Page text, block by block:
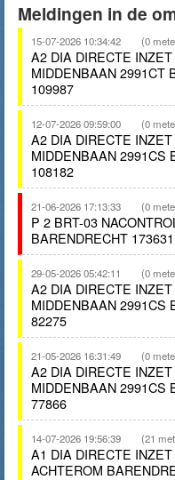
Meldingen in de
15-07-2026 10:34:42 (0
A2 DIA DIRECTE
MIDDENBAAN 2991CT
109987
12-07-2026 09:59:00 (0
A2 DIA DIRECTE
MIDDENBAAN 2991CS
108182
21-06-2026 17:13:33 (0
P 2 BRT-03
BARENDRECHT 173631
29-05-2026 05:42:11 (0
A2 DIA DIRECTE
MIDDENBAAN 2991CS
82275
21-05-2026 16:31:49 (0
A2 DIA DIRECTE
MIDDENBAAN 2991CS
77866
14-07-2026 19:56:39 (21
A1 DIA DIRECTE
ACHTEROM